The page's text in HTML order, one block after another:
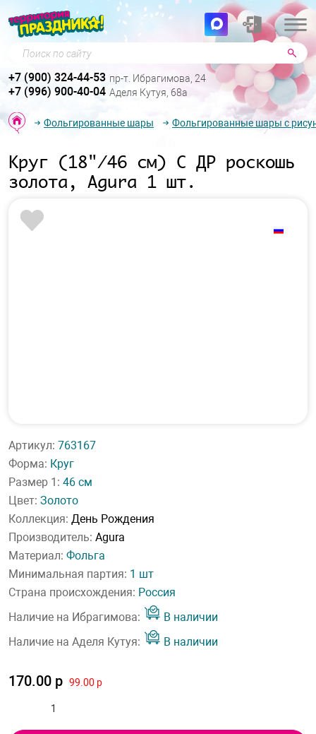
Поиск по сайту
+7 (900) 324-44-53 пр-т. Ибрагимова, 24
+7 (996) 900-40-04 Аделя Кутуя, 68а
Фольгированные шары Фольгированные шары с
Круг (18"/46 см) С ДР роскошь
золота, Agura 1 шт.
Артикул: 763167
Форма: Круг
Размер 1: 46 см
Цвет: Золото
Коллекция: День Рождения
Производитель: Agura
Материал: Фольга
Минимальная партия: 1 шт
Страна происхождения: Россия
Наличие на Ибрагимова:
В наличии
Наличие на Аделя Кутуя:
В наличии
170.00 р 99.00 р